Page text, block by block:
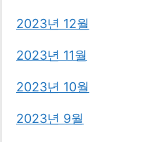
2023년 12월
2023년 11월
2023년 10월
2023년 9월